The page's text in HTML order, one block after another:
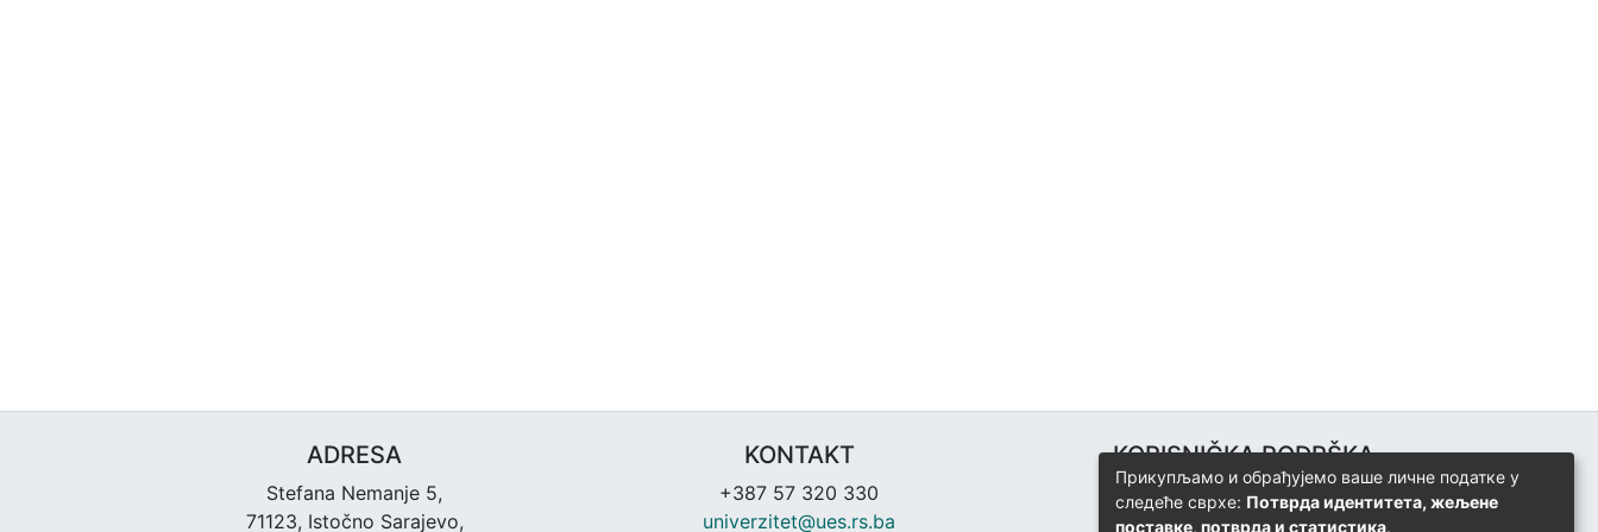
ADRESA
Stefana Nemanje 5,
71123, Istočno Sarajevo,
KONTAKT
+387 57 320 330
univerzitet@ues.rs.ba
KORISNIČKA PODRŠKA
Univerzitetski računarski centar
+387 57 320 140
Прикупљамо и обрађујемо ваше личне податке у
следеће сврхе: Потврда идентитета, жељене
поставке, потврда и статистика.